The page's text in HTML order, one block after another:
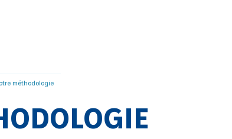
méthodologie